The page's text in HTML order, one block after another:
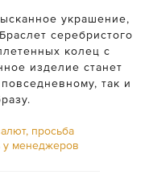
украшение,
серебристого
колец с
изделие станет
так и
просьба
у менеджеров